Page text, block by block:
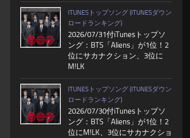
ITUNESトップソング (ITUNESダウン
ロードランキング)
2026/07/31付iTunesトップソ
ング：BTS「Aliens」が1位！2
位にサカナクション、3位に
M!LK
ITUNESトップソング (ITUNESダウン
ロードランキング)
2026/07/30付iTunesトップソ
ング：BTS「Aliens」が1位！2
位にM!LK、3位にサカナクショ